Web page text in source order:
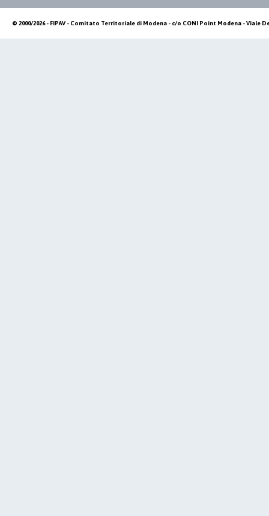
© 2000/2026 - FIPAV - Comitato Territoriale di Modena - c/o CONI Point Modena - Viale